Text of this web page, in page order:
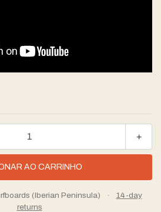
+
(Iberian Peninsula) ·
14-day
returns